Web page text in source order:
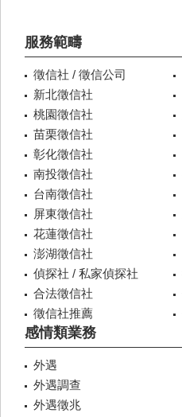
服務範疇
徵信社 / 徵信公司
新北徵信社
桃園徵信社
苗栗徵信社
彰化徵信社
南投徵信社
台南徵信社
屏東徵信社
花蓮徵信社
澎湖徵信社
偵探社 / 私家偵探社
合法徵信社
徵信社推薦
感情類業務
外遇
外遇調查
外遇徵兆